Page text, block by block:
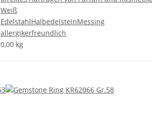
Weiß
EdelstahlHalbedelsteinMessing
allergikerfreundlich
0,00 kg